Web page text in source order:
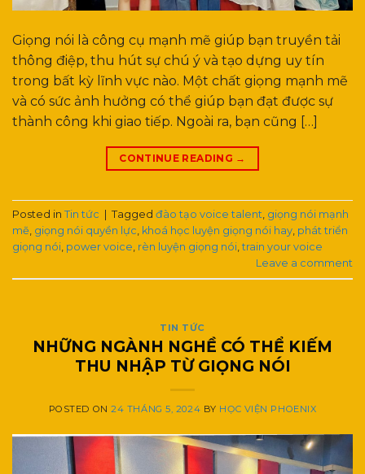
Giọng nói là công cụ mạnh mẽ giúp bạn truyền tải
thông điệp, thu hút sự chú ý và tạo dựng uy tín
trong bất kỳ lĩnh vực nào. Một chất giọng mạnh mẽ
và có sức ảnh hưởng có thể giúp bạn đạt được sự
thành công khi giao tiếp. Ngoài ra, bạn cũng […]
CONTINUE READING →
Posted in Tin tức Tagged đào tạo voice talent giọng nói mạnh
mẽ giọng nói quyền lực khoá học luyện giọng nói hay phát triển
giọng nói power voice rèn luyện giọng nói ,train your voice
Leave a comment
TIN TỨC
NHỮNG NGÀNH NGHỀ CÓ THỂ KIẾM
THU NHẬP TỪ GIỌNG NÓI
POSTED ON24 THÁNG 5, 2024 BY HỌC VIỆN PHOENIX